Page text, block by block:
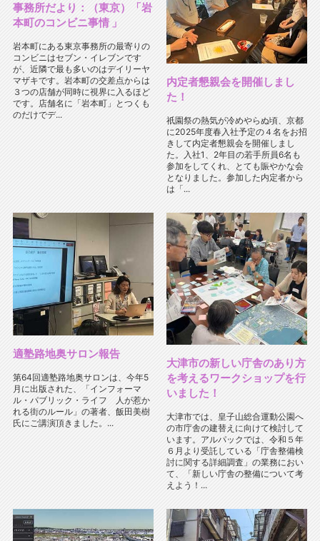
事務所だより：（東京）「岩
本町のコンビニ事情 」
岩本町にある東京事務所の最寄りの
コンビニはセブン・イレブンです
が、近隣で最も多いのはデイリーヤ
マザキです。岩本町の交差点からは
３つの店舗が同時に視界に入るほど
です。店舗名に「岩本町」とつくも
のだけでデ...
内定者懇親会を開催しまし
た！
祇園祭の熱気が冷めやらぬ頃、京都
に2025年度春入社予定の４名をお招
きして内定者懇親会を開催しまし
た。入社1、2年目の若手所員6名も
参加をしてくれ、とても賑やかな会
となりました。参加した内定者から
は「...
適塾路地奥サロン報告
第64回適塾路地奥サロンは、今年5
月に出版された、「インフォーマ
ル・パブリック・ライフ 人が惹か
れる街のルール」の著者、飯田美樹
氏にご講演頂きました。...
大津市の新しい庁舎のあり方
を考えるワークショップを行
いました！
大津市では、皇子山総合運動公園へ
の市庁舎の建替えに向けて検討して
います。アルパックでは、令和５年
６月より受託している「庁舎整備検
討に関する詳細調査」の業務におい
て、「新しい庁舎の整備について考
えよう！...